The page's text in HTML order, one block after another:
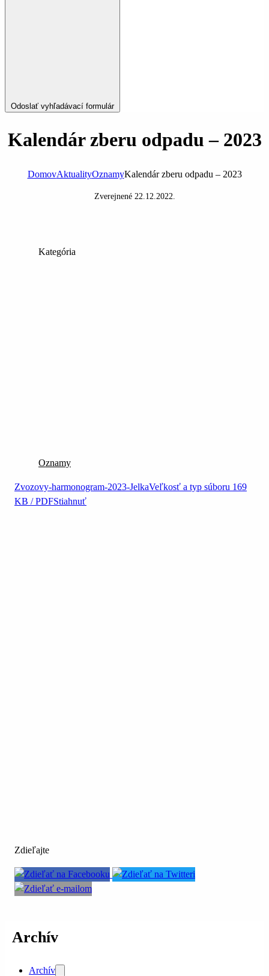
Odoslať vyhľadávací formulár
Kalendár zberu odpadu – 2023
DomovAktualityOznamyKalendár zberu odpadu – 2023
Zverejnené 22.12.2022
Kategória
Oznamy
Zvozovy-harmonogram-2023-JelkaVeľkosť a typ súboru 169
KB / PDFStiahnuť
Zdieľajte
Archív
Archív